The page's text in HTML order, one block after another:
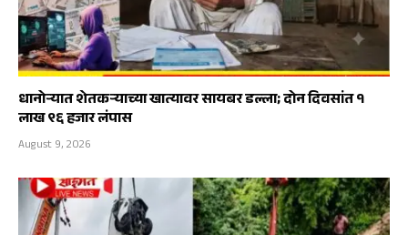
धानोऱ्यात शेतकऱ्याच्या खात्यावर सायबर डल्ला; दोन दिवसांत १
लाख ९६ हजार लंपास
August 9, 2026